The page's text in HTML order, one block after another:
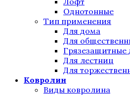
Однотонные
Тип применения
Для дома
Для
Грязезащитные
Для лестниц
Для
Ковролин
Виды ковролина